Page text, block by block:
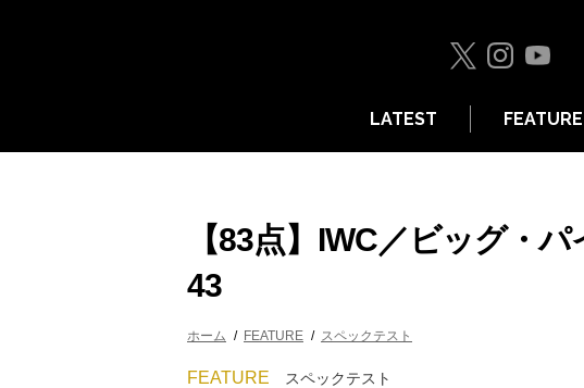
LATEST FEATURE
【83点】IWC／ビッグ・
43
ホーム FEATURE スペックテスト
FEATURE スペックテスト